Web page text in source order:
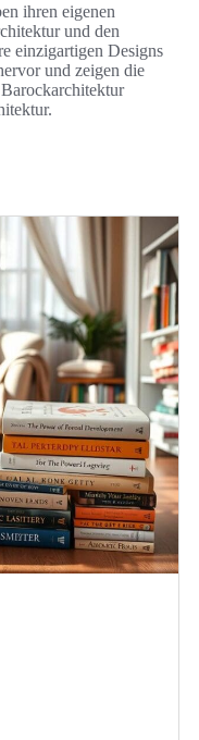
ihren eigenen
und den
einzigartigen Designs
und zeigen die